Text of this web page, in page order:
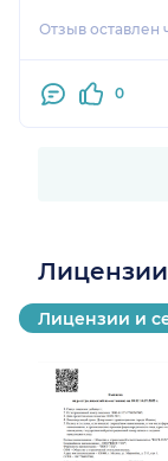
Отзыв оставлен
0
Лицензии и